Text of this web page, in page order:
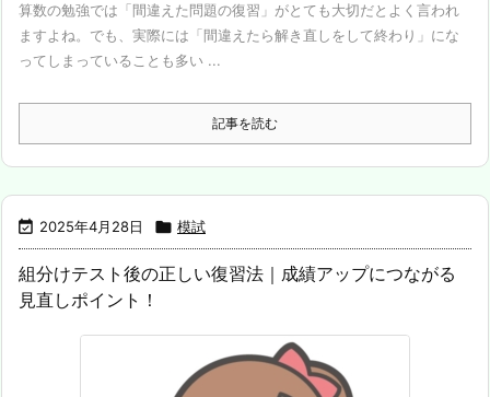
算数の勉強では「間違えた問題の復習」がとても大切だとよく言われ
ますよね。でも、実際には「間違えたら解き直しをして終わり」にな
ってしまっていることも多い ...
記事を読む
 2025年4月28日  模試
組分けテスト後の正しい復習法｜成績アップにつながる
見直しポイント！